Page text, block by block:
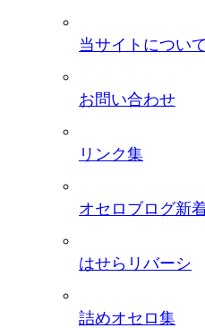
当サイトについて
お問い合わせ
リンク集
オセロブログ新
はせらリバーシ
詰めオセロ集